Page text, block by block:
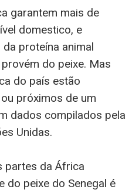
garantem mais de
domestico, e
proteína animal
do peixe. Mas
do país estão
próximos de um
dados compilados pela
Unidas.
partes da África
do peixe do Senegal é